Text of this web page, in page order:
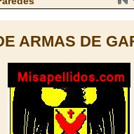
ARMAS DE